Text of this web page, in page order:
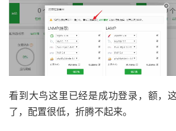
看到大鸟这里已经是成功登录，额，
了，配置很低，折腾不起来。